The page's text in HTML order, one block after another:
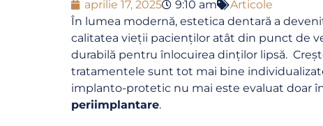
aprilie 17, 2025 9:10 am
Articole
În lumea modernă, estetica dentară a
calitatea vieții pacienților atât din punct de
durabilă pentru înlocuirea dinților lipsă.
tratamentele sunt tot mai bine
implanto-protetic nu mai este evaluat doar
periimplantare.